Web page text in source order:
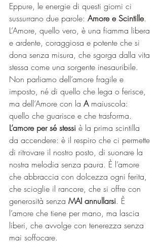
Eppure, le energie di questi giorni ci
sussurrano due parole: Amore e Scintille.
L’Amore, quello vero, è una fiamma libera
e ardente, coraggiosa e potente che si
dona senza misura, che sgorga dalla vita
stessa come una sorgente inesauribile.
Non parliamo dell’amore fragile e
imposto, né di quello che lega o ferisce,
ma dell’Amore con la A maiuscola:
quello che guarisce e che trasforma.
L’amore per sé stessi è la prima scintilla
da accendere: è il respiro che ci permette
di ritrovare il nostro posto, di suonare la
nostra melodia senza paura. È l’amore
che abbraccia con dolcezza ogni ferita,
che scioglie il rancore, che si offre con
generosità senza MAI annullarsi. È
l’amore che tiene per mano, ma lascia
liberi, che avvolge con tenerezza senza
mai soffocare.